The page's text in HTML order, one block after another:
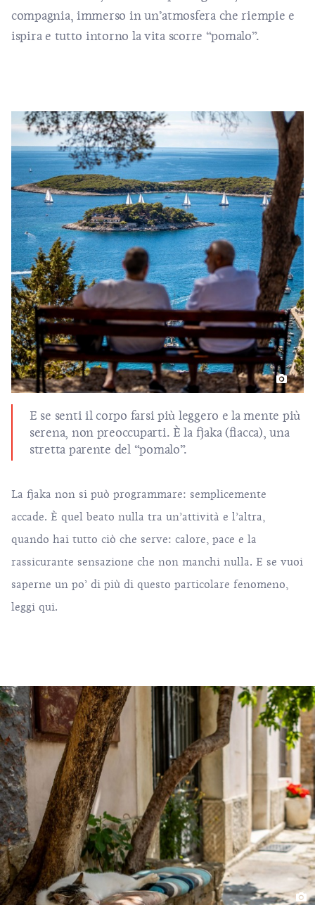
compagnia, immerso in un’atmosfera che riempie e
ispira e tutto intorno la vita scorre “pomalo”.
E se senti il corpo farsi più leggero e la mente più
serena, non preoccuparti. È la fjaka (fiacca), una
stretta parente del “pomalo”.
La fjaka non si può programmare: semplicemente
accade. È quel beato nulla tra un’attività e l’altra,
quando hai tutto ciò che serve: calore, pace e la
rassicurante sensazione che non manchi nulla. E se vuoi
saperne un po’ di più di questo particolare fenomeno,
leggi qui.